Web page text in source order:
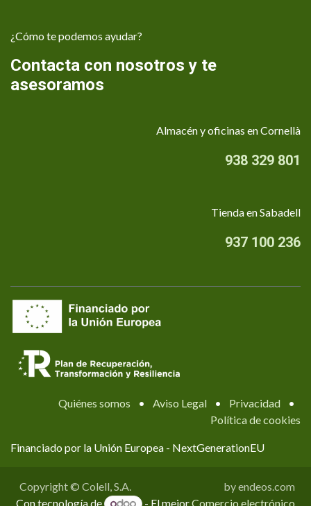
¿Cómo te podemos ayudar?
Contacta con nosotros y te
asesoramos
Almacén y oficinas en Cornellà
938 329 801
Tienda en Sabadell
937 100 236
Quiénes somos • Aviso Legal • Privacidad
•
Política de cookies
Financiado por la Unión Europea - NextGenerationEU
Copyright © Colell, S.A.
by endeos.com
Con tecnología de
- El mejorComercio electrónico